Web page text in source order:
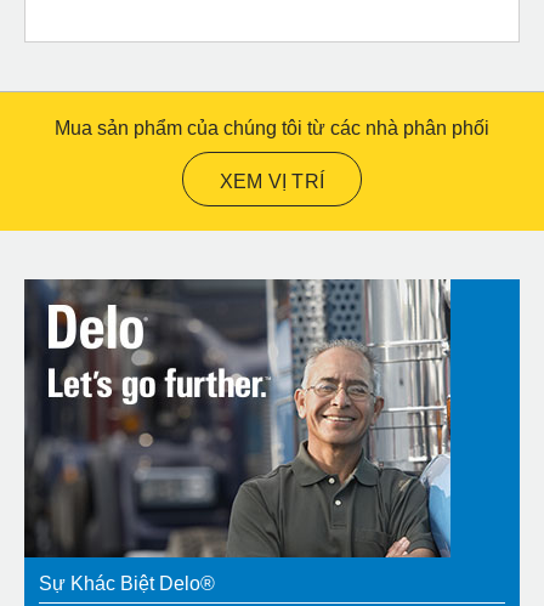
Mua sản phẩm của chúng tôi từ các nhà phân phối
XEM VỊ TRÍ
Sự Khác Biệt Delo®